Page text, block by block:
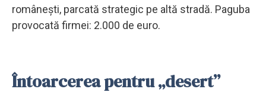
românești, parcată strategic pe altă stradă. Paguba
provocată firmei: 2.000 de euro.
Întoarcerea pentru „desert”